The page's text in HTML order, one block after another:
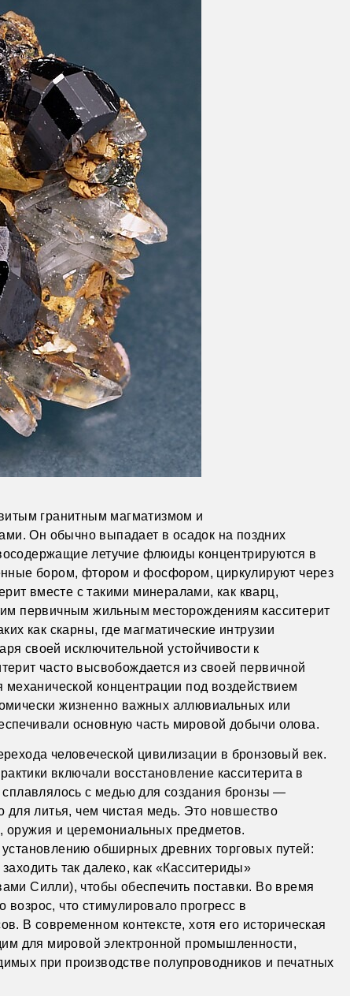
гранитным магматизмом и
Он обычно выпадает в осадок на поздних
летучие флюиды концентрируются в
бором, фтором и фосфором, циркулируют через
вместе с такими минералами, как кварц,
первичным жильным месторождениям касситерит
как скарны, где магматические интрузии
своей исключительной устойчивости к
часто высвобождается из своей первичной
концентрации под воздействием
жизненно важных аллювиальных или
основную часть мировой добычи олова.
человеческой цивилизации в бронзовый век.
включали восстановление касситерита в
с медью для создания бронзы —
для литья, чем чистая медь. Это новшество
оружия и церемониальных предметов.
обширных древних торговых путей:
так далеко, как «Касситериды»
Силли), чтобы обеспечить поставки. Во время
что стимулировало прогресс в
В современном контексте, хотя его историческая
для мировой электронной промышленности,
при производстве полупроводников и печатных